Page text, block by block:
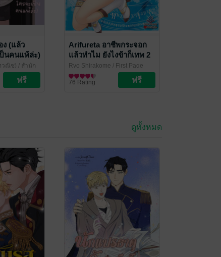
ง (แล้ว
ป็นคนแพ้ล่ะ)
วณิช) / สำนัก
Arifureta อาชีพกระจอก
แล้วทำไม ยังไงข้าก็เทพ 2
(Chapter 1)
Ryo Shirakome / First Page
Pro.
ไลท์โนเวล
76 Rating
ดูทั้งหมด